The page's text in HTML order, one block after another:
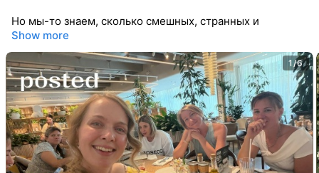
Но мы-то знаем, сколько смешных, странных и
Show more
1/6